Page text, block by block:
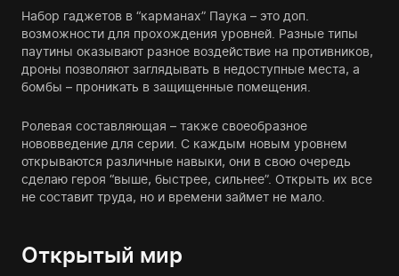
Набор гаджетов в “карманах” Паука – это доп.
возможности для прохождения уровней. Разные типы
паутины оказывают разное воздействие на противников,
дроны позволяют заглядывать в недоступные места, а
бомбы – проникать в защищенные помещения.
Ролевая составляющая – также своеобразное
нововведение для серии. С каждым новым уровнем
открываются различные навыки, они в свою очередь
сделаю героя “выше, быстрее, сильнее”. Открыть их все
не составит труда, но и времени займет не мало.
Открытый мир